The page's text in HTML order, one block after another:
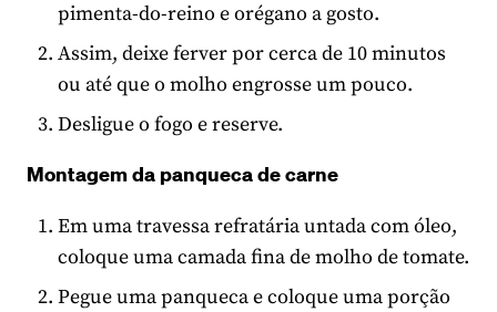
pimenta-do-reino e orégano a gosto.
Assim, deixe ferver por cerca de 10 minutos
ou até que o molho engrosse um pouco.
Desligue o fogo e reserve.
Montagem da panqueca de carne
Em uma travessa refratária untada com óleo,
coloque uma camada fina de molho de tomate.
Pegue uma panqueca e coloque uma porção